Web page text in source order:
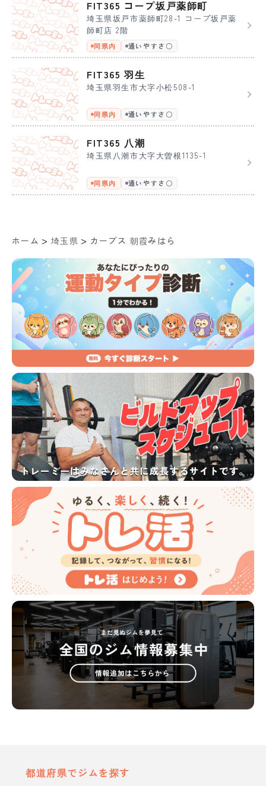
FIT365 コープ坂戸薬師町
埼玉県坂戸市薬師町28-1 コープ坂戸薬
師町店 2階
同県内 通いやすさ〇
FIT365 羽生
埼玉県羽生市大字小松508-1
同県内 通いやすさ〇
FIT365 八潮
埼玉県八潮市大字大曽根1135-1
同県内 通いやすさ〇
ホーム > 埼玉県 > カーブス 朝霞みはら
都道府県でジムを探す